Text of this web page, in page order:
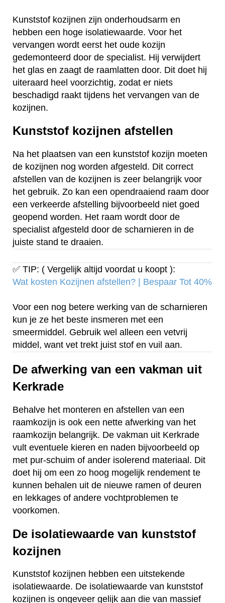
Kunststof kozijnen zijn onderhoudsarm en
hebben een hoge isolatiewaarde. Voor het
vervangen wordt eerst het oude kozijn
gedemonteerd door de specialist. Hij verwijdert
het glas en zaagt de raamlatten door. Dit doet hij
uiteraard heel voorzichtig, zodat er niets
beschadigd raakt tijdens het vervangen van de
kozijnen.
Kunststof kozijnen afstellen
Na het plaatsen van een kunststof kozijn moeten
de kozijnen nog worden afgesteld. Dit correct
afstellen van de kozijnen is zeer belangrijk voor
het gebruik. Zo kan een opendraaiend raam door
een verkeerde afstelling bijvoorbeeld niet goed
geopend worden. Het raam wordt door de
specialist afgesteld door de scharnieren in de
juiste stand te draaien.
✅ TIP: ( Vergelijk altijd voordat u koopt ):
Wat kosten Kozijnen afstellen? | Bespaar Tot 40%‎
Voor een nog betere werking van de scharnieren
kun je ze het beste insmeren met een
smeermiddel. Gebruik wel alleen een vetvrij
middel, want vet trekt juist stof en vuil aan.
De afwerking van een vakman uit
Kerkrade
Behalve het monteren en afstellen van een
raamkozijn is ook een nette afwerking van het
raamkozijn belangrijk. De vakman uit Kerkrade
vult eventuele kieren en naden bijvoorbeeld op
met pur-schuim of ander isolerend materiaal. Dit
doet hij om een zo hoog mogelijk rendement te
kunnen behalen uit de nieuwe ramen of deuren
en lekkages of andere vochtproblemen te
voorkomen.
De isolatiewaarde van kunststof
kozijnen
Kunststof kozijnen hebben een uitstekende
isolatiewaarde. De isolatiewaarde van kunststof
kozijnen is ongeveer gelijk aan die van massief